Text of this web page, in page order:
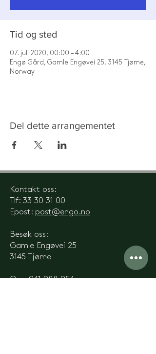
Tid og sted
07. juli 2020, 00:00 – 4:00
Engø Gård, Gamle Engøvei 25, 3145 Tjøme,
Norway
Del dette arrangementet
Kontakt oss:
Tlf: 33 30 31 00
Epost: post@engo.no
Besøk oss:
Gamle Engøvei 25
3145 Tjøme
Org.941 988 954